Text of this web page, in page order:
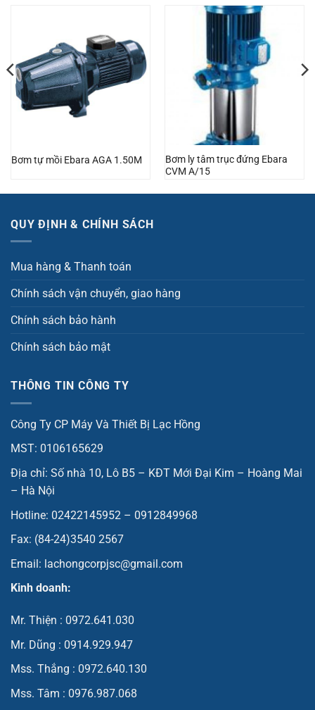
Bơm tự mồi Ebara AGA 1.50M
Bơm ly tâm trục đứng Ebara
CVM A/15
QUY ĐỊNH & CHÍNH SÁCH
Mua hàng & Thanh toán
Chính sách vận chuyển, giao hàng
Chính sách bảo hành
Chính sách bảo mật
THÔNG TIN CÔNG TY
Công Ty CP Máy Và Thiết Bị Lạc Hồng
MST: 0106165629
Địa chỉ: Số nhà 10, Lô B5 – KĐT Mới Đại Kim – Hoàng Mai
– Hà Nội
Hotline: 02422145952 – 0912849968
Fax: (84-24)3540 2567
Email: lachongcorpjsc@gmail.com
Kinh doanh:
Mr. Thiện : 0972.641.030
Mr. Dũng : 0914.929.947
Mss. Thắng : 0972.640.130
Mss. Tâm : 0976.987.068